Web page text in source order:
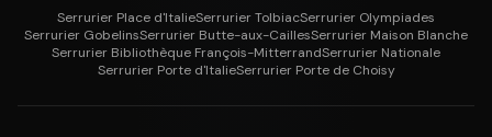
Serrurier Place d'ItalieSerrurierTolbiacSerrurier Olympiades
Serrurier GobelinsSerrurier Butte-aux-CaillesSerrurier Maison Blanche
Serrurier Bibliothèque François-MitterrandSerrurier Nationale
Serrurier Porte d'ItalieSerrurier Porte de Choisy